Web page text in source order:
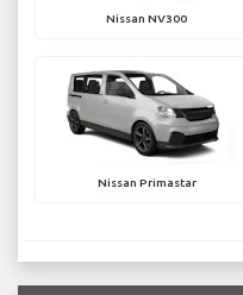
Nissan NV300
Nissan Primastar